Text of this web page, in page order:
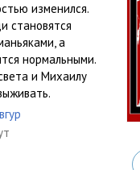
изменился.
становятся
а
нормальными.
и Михаилу